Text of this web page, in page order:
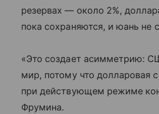
резервах — около 2%,
пока сохраняются, и юань не
«Это создает асимметрию:
мир, потому что долларовая
при действующем режиме
Фрумина.